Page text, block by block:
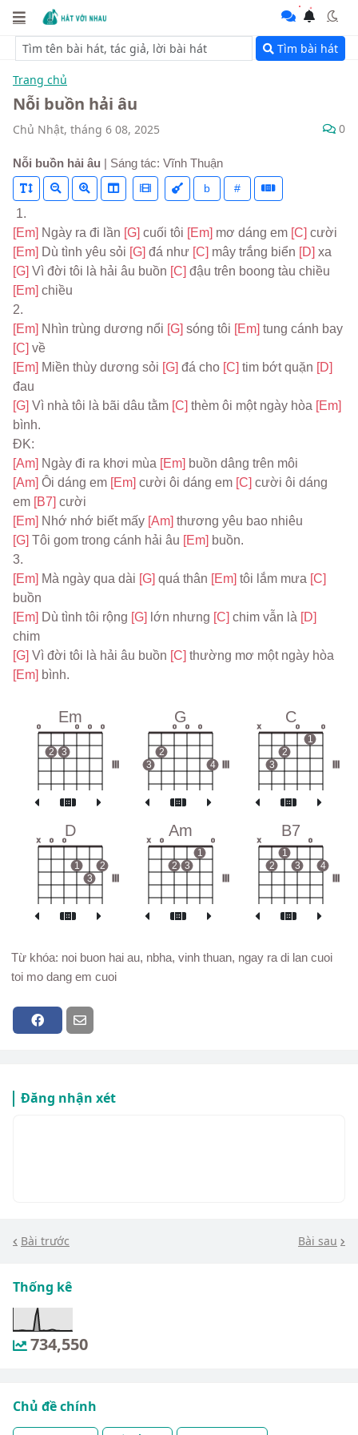
Tìm bài hát
Trang chủ
Nỗi buồn hải âu
Chủ Nhật, tháng 6 08, 2025 0
Nỗi buồn hải âu | Sáng tác: Vĩnh Thuận
b #
1.
[Em] Ngày ra đi lần [G] cuối tôi [Em] mơ dáng em [C] cười
[Em] Dù tình yêu sỏi [G] đá như [C] mây trắng biển [D] xa
[G] Vì đời tôi là hải âu buồn [C]
[Em] chiều
2.
[Em] Nhìn trùng dương nổi [G] sóng tôi [Em]
[C] về
[Em] Miền thùy dương sỏi [G] đá cho [C] tim bớt quặn
đau
[G] Vì nhà tôi là bãi dâu tằm [C] thèm ôi một ngày hòa
bình.
ĐK:
[Am] Ngày đi ra khơi mùa [Em] buồn dâng trên môi
[Am] Ôi dáng em [Em] cười ôi dáng em [C] cười ôi dáng
em [B7] cười
[Em] Nhớ nhớ biết mấy [Am] thương yêu bao nhiêu
[G] Tôi gom trong cánh hải âu [Em] buồn.
3.
[Em] Mà ngày qua dài [G] quá thân [Em] tôi lắm mưa
buồn
[Em] Dù tình tôi rộng [G] lớn nhưng [C] chim vẫn là
chim
[G] Vì đời tôi là hải âu buồn [C]
[Em] bình.
Em
o
2 3
o o o
G
3
2
o o o
4
C
x
3
2
o
1
o
D
x o o
1
3
2
Am
x o
2 3
1
o
B7
x
2
1
3
o
4
Từ khóa: noi buon hai au, nbha, vinh thuan, ngay ra di lan cuoi
toi mo dang em cuoi
Đăng nhận xét
Bài trước Bài sau
Thống kê
734,550
Chủ đề chính